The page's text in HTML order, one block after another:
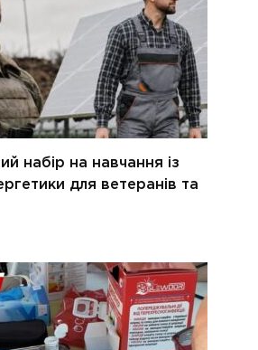
набір на навчання із
для ветеранів та